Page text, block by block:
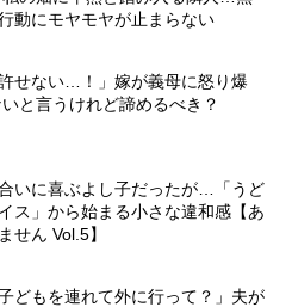
動にモヤモヤが止まらない
許せない…！」嫁が義母に怒り爆
と言うけれど諦めるべき？
いに喜ぶよし子だったが…「うど
ス」から始まる小さな違和感【あ
せん Vol.5】
どもを連れて外に行って？」夫が